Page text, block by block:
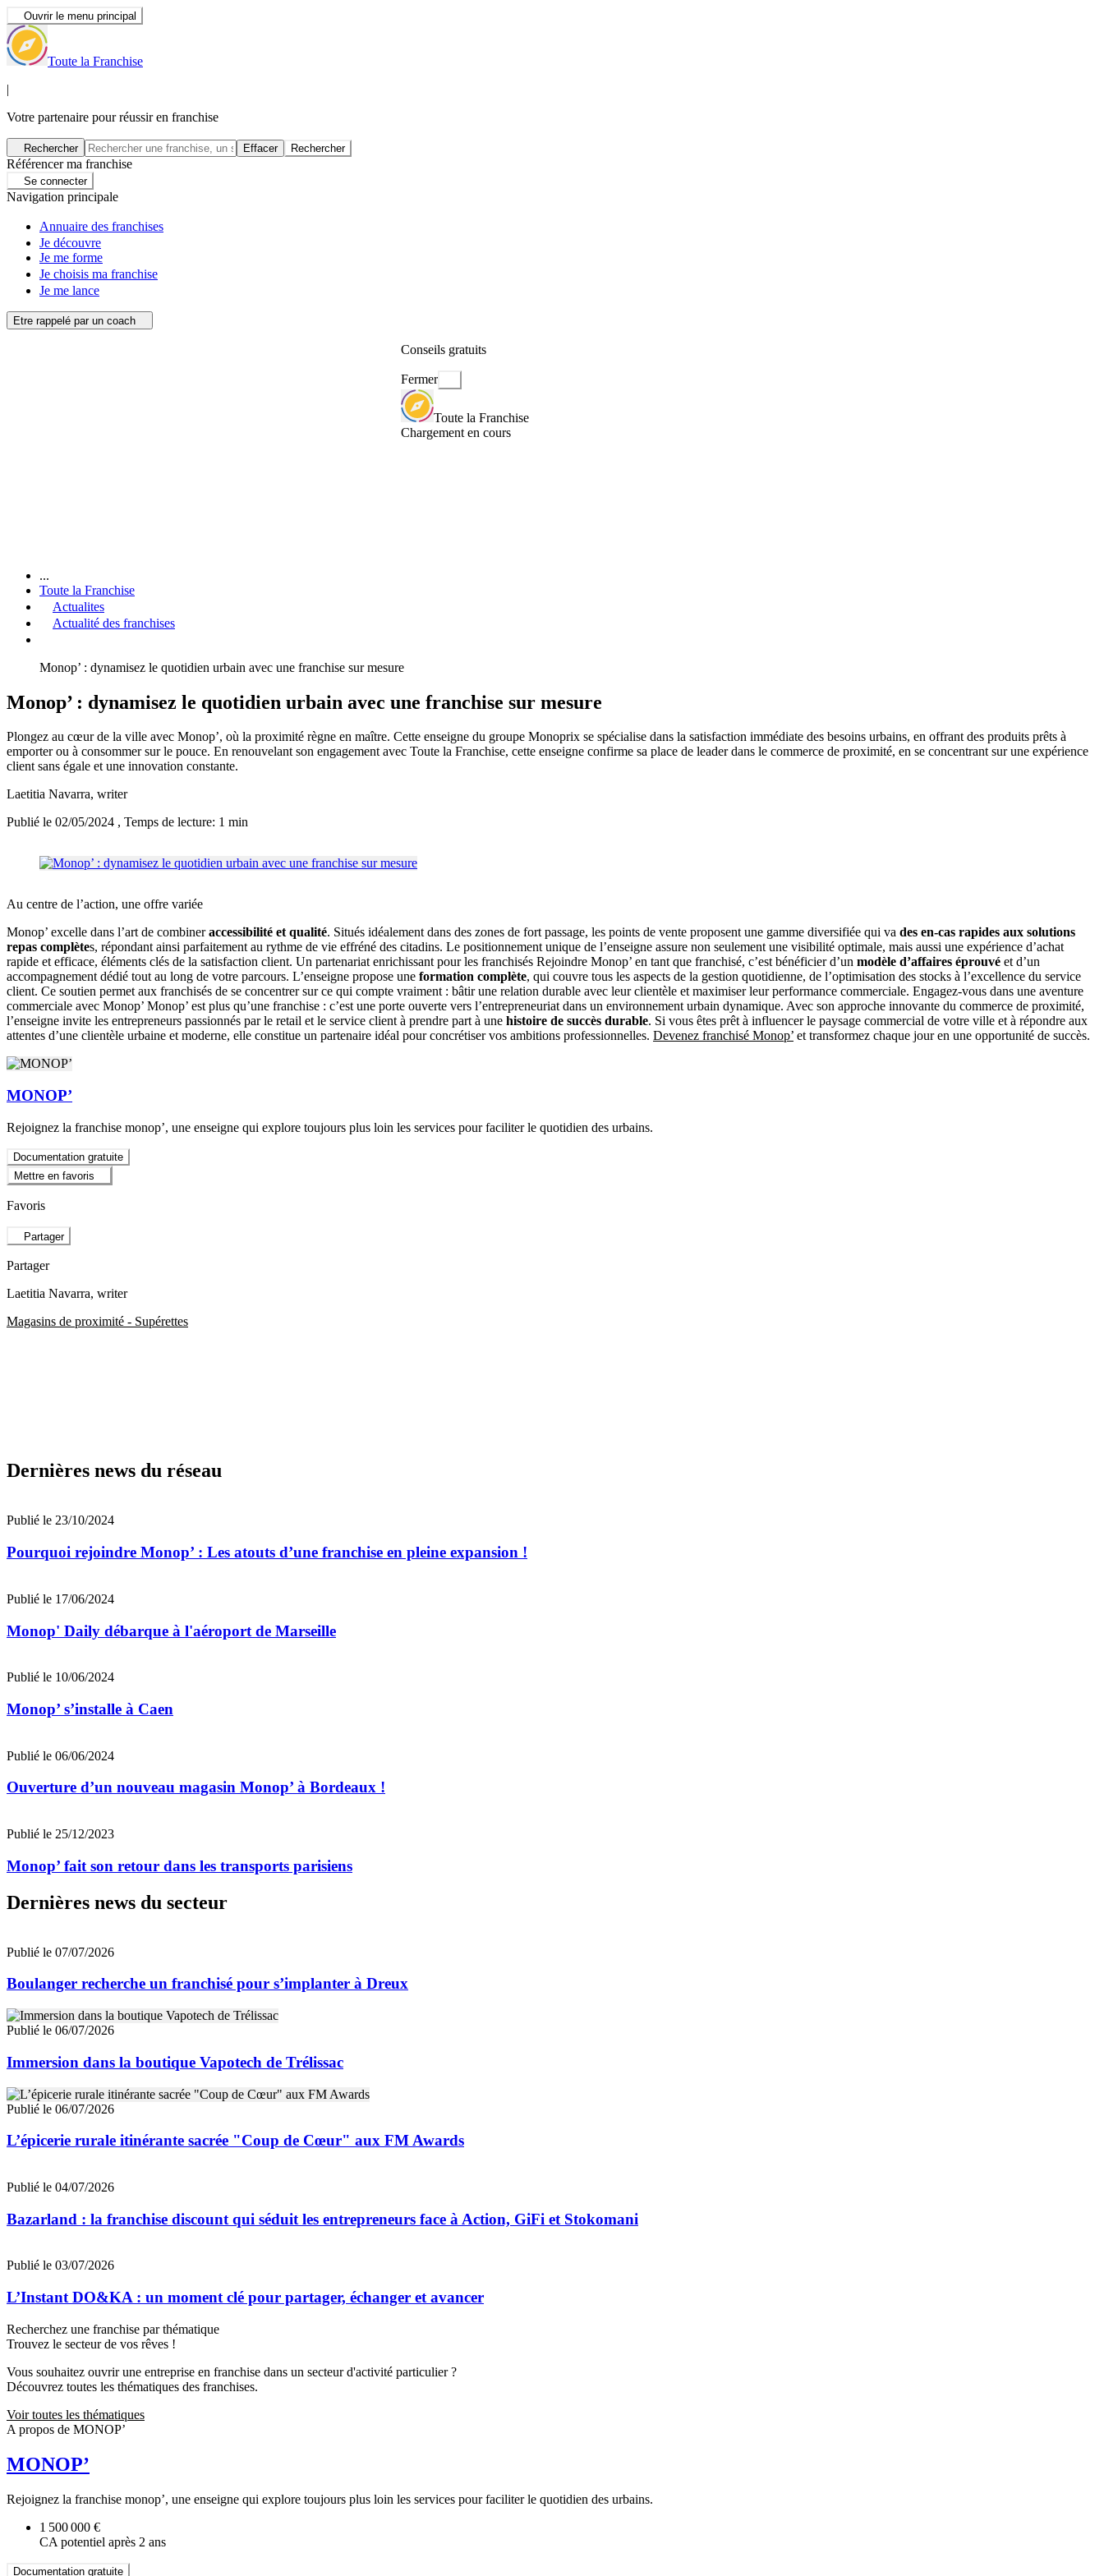
Ouvrir le menu principal
Toute la Franchise
|
Votre partenaire pour réussir en franchise
Rechercher Effacer Rechercher
Référencer ma franchise
Se connecter
Navigation principale
Annuaire des franchises
Je découvre
Je me forme
Je choisis ma franchise
Je me lance
Etre rappelé par un coach
Conseils gratuits
Fermer
Toute la Franchise
Chargement en cours
...
Toute la Franchise
Actualites
Actualité des franchises
Monop’ : dynamisez le quotidien urbain avec une franchise sur mesure
Monop’ : dynamisez le quotidien urbain avec une franchise sur mesure
Plongez au cœur de la ville avec Monop’, où la proximité règne en maître. Cette enseigne du groupe Monoprix se spécialise dans la satisfaction immédiate des besoins urbains, en offrant des produits prêts à
emporter ou à consommer sur le pouce. En renouvelant son engagement avec Toute la Franchise, cette enseigne confirme sa place de leader dans le commerce de proximité, en se concentrant sur une expérience
client sans égale et une innovation constante.
Laetitia Navarra, writer
Publié le 02/05/2024 , Temps de lecture: 1 min
Au centre de l’action, une offre variée
Monop’ excelle dans l’art de combineraccessibilité et qualité. Situés idéalement dans des zones de fort passage, les points de vente proposent une gamme diversifiée qui va des en-cas rapides aux solutions
repas complètes, répondant ainsi parfaitement au rythme de vie effréné des citadins. Le positionnement unique de l’enseigne assure non seulement une visibilité optimale, mais aussi une expérience d’achat
rapide et efficace, éléments clés de la satisfaction client. Un partenariat enrichissant pour les franchisés Rejoindre Monop’ en tant que franchisé, c’est bénéficier d’un modèle d’affaires éprouvé et d’un
accompagnement dédié tout au long de votre parcours. L’enseigne propose une formation complète, qui couvre tous les aspects de la gestion quotidienne, de l’optimisation des stocks à l’excellence du service
client. Ce soutien permet aux franchisés de se concentrer sur ce qui compte vraiment : bâtir une relation durable avec leur clientèle et maximiser leur performance commerciale. Engagez-vous dans une aventure
commerciale avec Monop’ Monop’ est plus qu’une franchise : c’est une porte ouverte vers l’entrepreneuriat dans un environnement urbain dynamique. Avec son approche innovante du commerce de proximité,
l’enseigne invite les entrepreneurs passionnés par le retail et le service client à prendre part à une histoire de succès durable. Si vous êtes prêt à influencer le paysage commercial de votre ville et à répondre aux
attentes d’une clientèle urbaine et moderne, elle constitue un partenaire idéal pour concrétiser vos ambitions professionnelles. Devenez franchisé Monop’ et transformez chaque jour en une opportunité de succès.
MONOP’
Rejoignez la franchise monop’, une enseigne qui explore toujours plus loin les services pour faciliter le quotidien des urbains.
Documentation gratuite
Mettre en favoris
Favoris
Partager
Partager
Laetitia Navarra, writer
Magasins de proximité - Supérettes
Dernières news du réseau
Publié le 23/10/2024
Pourquoi rejoindre Monop’ : Les atouts d’une franchise en pleine expansion !
Publié le 17/06/2024
Monop' Daily débarque à l'aéroport de Marseille
Publié le 10/06/2024
Monop’ s’installe à Caen
Publié le 06/06/2024
Ouverture d’un nouveau magasin Monop’ à Bordeaux !
Publié le 25/12/2023
Monop’ fait son retour dans les transports parisiens
Dernières news du secteur
Publié le 07/07/2026
Boulanger recherche un franchisé pour s’implanter à Dreux
Publié le 06/07/2026
Immersion dans la boutique Vapotech de Trélissac
Publié le 06/07/2026
L’épicerie rurale itinérante sacrée "Coup de Cœur" aux FM Awards
Publié le 04/07/2026
Bazarland : la franchise discount qui séduit les entrepreneurs face à Action, GiFi et Stokomani
Publié le 03/07/2026
L’Instant DO&KA : un moment clé pour partager, échanger et avancer
Recherchez une franchise par thématique
Trouvez le secteur de vos rêves !
Vous souhaitez ouvrir une entreprise en franchise dans un secteur d'activité particulier ?
Découvrez toutes les thématiques des franchises.
Voir toutes les thématiques
A propos de MONOP’
MONOP’
Rejoignez la franchise monop’, une enseigne qui explore toujours plus loin les services pour faciliter le quotidien des urbains.
1 500 000 €
CA potentiel après 2 ans
Documentation gratuite